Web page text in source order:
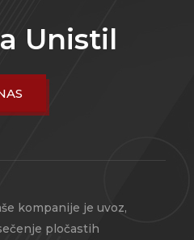
Unistil
kompanije je uvoz,
pločastih